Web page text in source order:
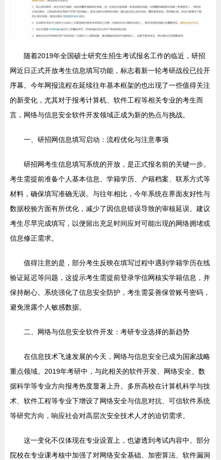
随着2019年全国硕士研究生招生考试报名工作的临近，研招
网近日正式开放考生信息填写功能，标志着新一轮考研战役已拉开
序幕。今年网报流程在延续往年基本框架的也出现了一些值得关注
的新变化，尤其对于报考计算机、软件工程等相关专业的考生而
言，网络与信息安全软件开发领域正成为新的热点与挑战。
一、研招网信息填写启动：流程优化与注意事项
研招网考生信息填写系统的开放，是正式报名前的关键一步。
考生需提前准备个人基本信息、学籍学历、户籍档案、联系方式等
材料，确保填写准确无误。与往年相比，今年系统在界面友好性与
数据校验方面有所优化，减少了因信息错误导致的审核延误。建议
考生尽早完成填写，以便留出充足时间应对可能出现的网络拥堵或
信息修正需求。
值得注意的是，部分考生反映在填写过程中遇到学籍学历在线
验证延迟等问题，这提示考生需提前登录学信网核实学籍信息，并
保持耐心。系统强化了信息安全防护，考生需妥善保管账号密码，
避免泄露个人敏感数据。
二、网络与信息安全软件开发：考研专业选择的新趋势
在信息技术飞速发展的今天，网络与信息安全已成为国家战略
重点领域。2019年考研中，与此相关的软件开发、网络安全、数
据科学等专业方向报考热度显著上升。多所高校在计算机科学与技
术、软件工程等专业下增设了网络安全与信息对抗、可信软件系统
等研究方向，响应社会对高层次安全技术人才的迫切需求。
这一变化不仅体现在专业设置上，也渗透到考试内容中。部分
院校在专业课考核中加强了对网络安全基础、加密算法、软件漏洞